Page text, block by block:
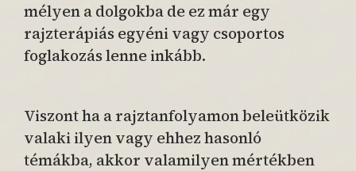
mélyen a dolgokba de ez már egy
rajzterápiás egyéni vagy csoportos
foglakozás lenne inkább.
Viszont ha a rajztanfolyamon beleütközik
valaki ilyen vagy ehhez hasonló
témákba, akkor valamilyen mértékben